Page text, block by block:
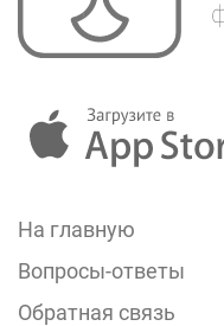
На главную
Вопросы-ответы
Обратная связь